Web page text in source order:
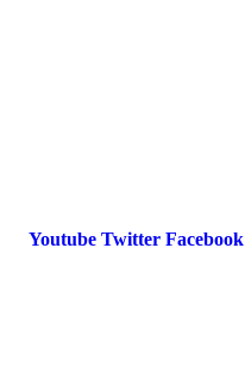
Youtube Twitter Facebook